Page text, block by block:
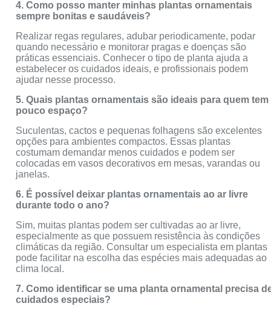
4. Como posso manter minhas plantas ornamentais
sempre bonitas e saudáveis?
Realizar regas regulares, adubar periodicamente, podar
quando necessário e monitorar pragas e doenças são
práticas essenciais. Conhecer o tipo de planta ajuda a
estabelecer os cuidados ideais, e profissionais podem
ajudar nesse processo.
5. Quais plantas ornamentais são ideais para quem tem
pouco espaço?
Suculentas, cactos e pequenas folhagens são excelentes
opções para ambientes compactos. Essas plantas
costumam demandar menos cuidados e podem ser
colocadas em vasos decorativos em mesas, varandas ou
janelas.
6. É possível deixar plantas ornamentais ao ar livre
durante todo o ano?
Sim, muitas plantas podem ser cultivadas ao ar livre,
especialmente as que possuem resistência às condições
climáticas da região. Consultar um especialista em plantas
pode facilitar na escolha das espécies mais adequadas ao
clima local.
7. Como identificar se uma planta ornamental precisa
cuidados especiais?